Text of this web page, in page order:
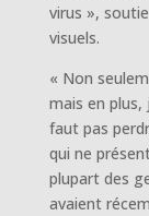
virus »,
visuels.
« Non
mais en plus,
faut pas
qui ne
plupart des
avaient